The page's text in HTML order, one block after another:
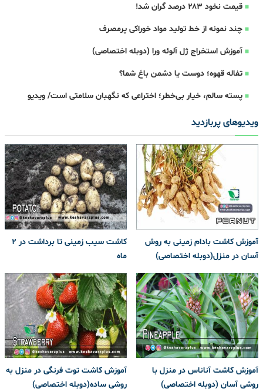
قیمت نخود ۲۸۳ درصد گران شد!
چند نمونه از خط تولید مواد خوراکی پرمصرف
آموزش استخراج ژل آلوئه ورا (دوبله اختصاصی)
تفاله‌ قهوه؛ دوست یا دشمن باغ شما؟
پسته سالم، خیار بی‌خطر؛ اختراعی که نگهبان سلامتی است/ ویدیو
ویدیوهای پربازدید
آموزش کاشت بادام زمینی به روش
آسان در منزل(دوبله اختصاصی)
کاشت سیب زمینی تا برداشت در ۲
ماه
آموزش کاشت آناناس در منزل با
روشی آسان (دوبله اختصاصی)
آموزش کاشت توت فرنگی در منزل به
روشی ساده(دوبله اختصاصی)